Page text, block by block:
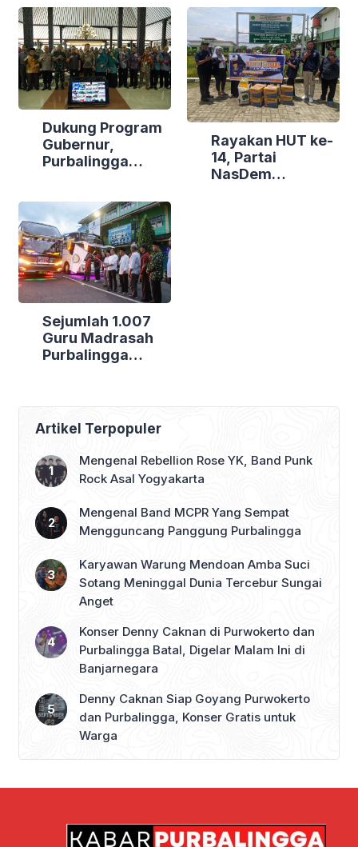
Dukung Program
Gubernur,
Purbalingga
Kecamatan
Berdaya
Rayakan HUT ke-
14, Partai
NasDem
Sejumlah 1.007
Guru Madrasah
Purbalingga
Purbalingga Beri
Dukungan Penuh
Artikel Terpopuler
Mengenal Rebellion Rose YK, Band Punk
Rock Asal Yogyakarta
Mengenal Band MCPR Yang Sempat
Mengguncang Panggung Purbalingga
Karyawan Warung Mendoan Amba Suci
Sotang Meninggal Dunia Tercebur Sungai
Anget
Konser Denny Caknan di Purwokerto dan
Purbalingga Batal, Digelar Malam Ini di
Banjarnegara
Denny Caknan Siap Goyang Purwokerto
dan Purbalingga, Konser Gratis untuk
Warga